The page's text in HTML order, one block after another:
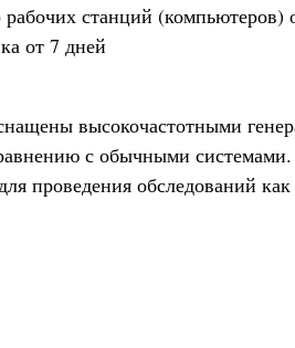
станций (компьютеров)
от 7 дней
высокочастотными
с обычными системами.
проведения обследований